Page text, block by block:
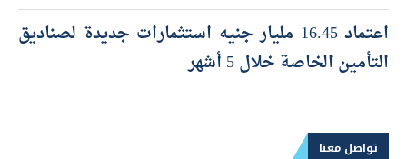
اعتماد 16.45 مليار جنيه استثمارات جديدة لصناديق
التأمين الخاصة خلال 5 أشهر
تواصل معنا